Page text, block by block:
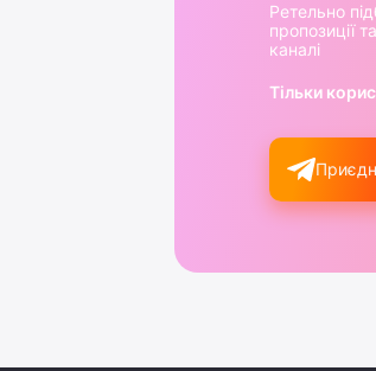
Ретельно
пропозиції
каналі
Тільки